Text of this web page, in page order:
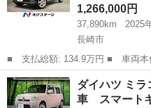
1,266,000円
37,890km
2025
長崎市
■ 支払総額: 134.9万円 ■ 車両本体価格： 1,266,000 円 ■ メーカ
ー名： ダイハツ ■ 車種名：
スルーフ ９型ディスプレイオ
ステム ...
長崎 長崎市 ダイハツ
ダイハツ ミ
車 スマート